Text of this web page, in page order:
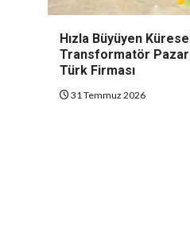
Hızla Büyüyen
Transformatör
Türk Firması
31 Temmuz 2026